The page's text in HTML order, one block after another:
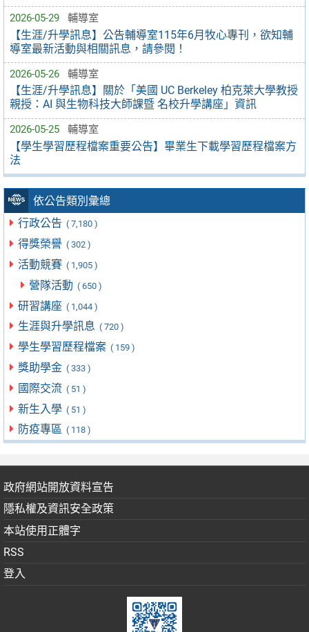
2026-05-29 輔導室
【生涯/升學訊息】公告輔導室115年6月牧心專刊，欲知輔
導室最新活動與相關訊息，請參閱！
2026-05-26 輔導室
【生涯/升學訊息】關於「美國 UC Berkeley 柏克萊大學教授
親授：AI 與生物科技大師課暨 名校升學講座」資訊
2026-05-25 輔導室
【學生學習歷程檔案重要公告】畢業生下載學習歷程檔案方
法
依公告類別彙總
行政公告 ( 7,180 )
得獎榮譽 ( 302 )
活動競賽 ( 1,905 )
營隊活動 ( 650 )
研習講座 ( 1,044 )
生涯與升學訊息 ( 720 )
學生學習歷程檔案 ( 159 )
獎助學金 ( 333 )
國際交流 ( 51 )
新生入學 ( 51 )
防疫專區 ( 118 )
政府網站開放資料宣告
隱私權及資訊安全政策
本站使用正體字
RSS
登入